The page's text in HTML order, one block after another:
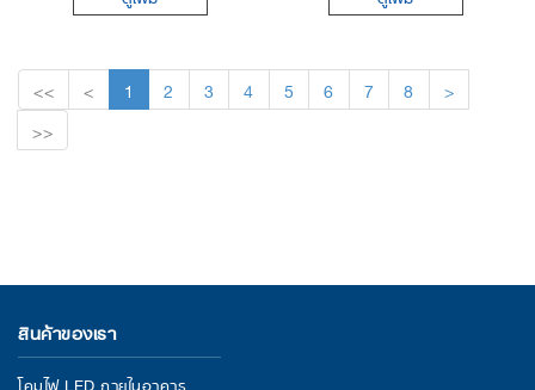
<< < 1 2 3 4 5 6 7 8
>
>>
สินค้าของเรา
โคมไฟ LED ภายในอาคาร